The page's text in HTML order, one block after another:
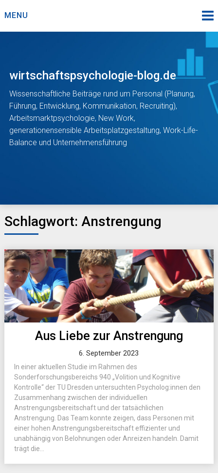
toMENU
wirtschaftspsychologie-blog.de
Wissenschaftliche Beiträge rund um Personal (Planung,
Führung, Entwicklung, Kommunikation, Recruiting),
Arbeitsmarktpsychologie, New Work,
generationensensible Arbeitsplatzgestaltung, Work-Life-
Balance und Unternehmensführung
Schlagwort: Anstrengung
Aus Liebe zur Anstrengung
6. September 2023
In einer aktuellen Studie im Rahmen des
Sonderforschungsbereichs 940 „Volition und Kognitive
Kontrolle“ der TU Dresden untersuchten Psycholog:innen den
Zusammenhang zwischen der individuellen
Anstrengungsbereitschaft und der tatsächlichen
Anstrengung. Das Team konnte zeigen, dass Personen mit
einer hohen Anstrengungsbereitschaft effizienter und
unabhängig von Belohnungen oder Anreizen handeln. Damit
trägt die...